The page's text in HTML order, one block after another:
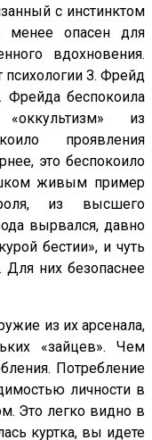
с инстинктом
менее опасен для
вдохновения.
психологии З. Фрейд
Фрейда беспокоила
из
проявления
это беспокоило
живым пример
из высшего
вырвался, давно
бестии», и чуть
Для них безопаснее
из их арсенала,
«зайцев». Чем
Потребление
личности в
Это легко видно в
куртка, вы идете